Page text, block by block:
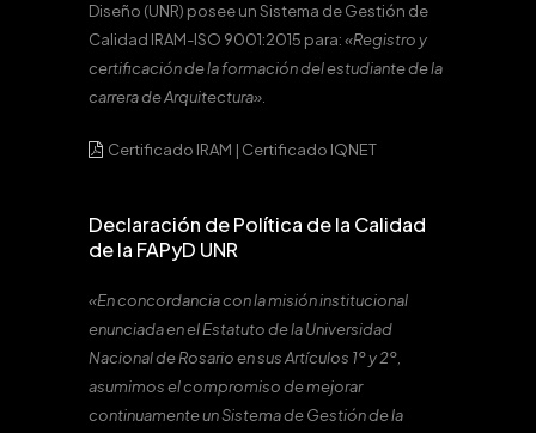
Diseño (UNR) posee un Sistema de Gestión de
Calidad IRAM-ISO 9001:2015 para:«Registro y
certificación de la formación del estudiante de la
carrera de Arquitectura».
Certificado IRAM | Certificado IQNET
Declaración de Política de la Calidad
de la FAPyD UNR
«En concordancia con la misión institucional
enunciada en el Estatuto de la Universidad
Nacional de Rosario en sus Artículos 1º y 2º,
asumimos el compromiso de mejorar
continuamente un Sistema de Gestión de la